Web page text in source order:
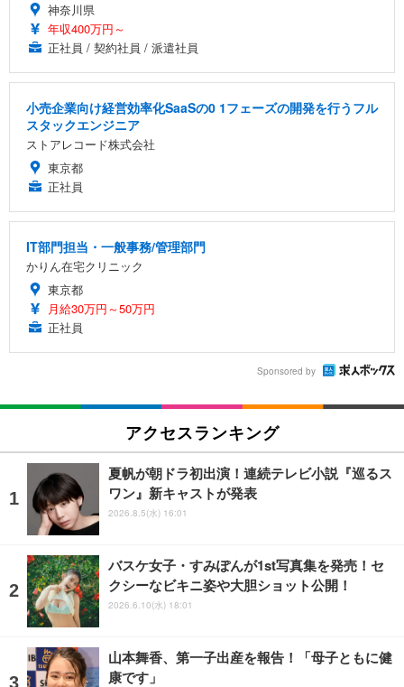
神奈川県
年収400万円～
正社員 / 契約社員 / 派遣社員
小売企業向け経営効率化SaaSの0 1フェーズの開発を行うフル
スタックエンジニア
ストアレコード株式会社
東京都
正社員
IT部門担当・一般事務/管理部門
かりん在宅クリニック
東京都
月給30万円～50万円
正社員
Sponsored by
アクセスランキング
夏帆が朝ドラ初出演！連続テレビ小説『巡るス
ワン』新キャストが発表
2026.8.5(水) 16:01
バスケ女子・すみぽんが1st写真集を発売！セ
クシーなビキニ姿や大胆ショット公開！
2026.6.10(水) 18:01
山本舞香、第一子出産を報告！「母子ともに健
康です」